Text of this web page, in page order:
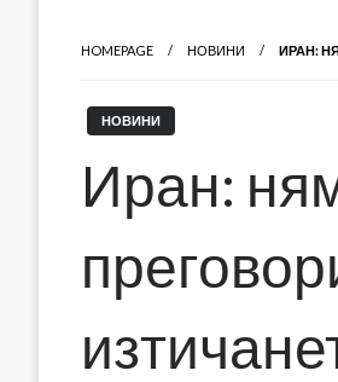
HOMEPAGE НОВИНИ ИРАН:
НОВИНИ
Иран: